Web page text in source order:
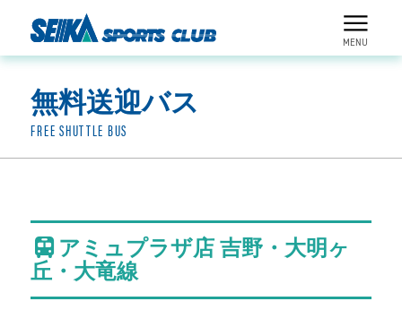
MENU
無料送迎バス
FREE SHUTTLE BUS
アミュプラザ店 吉野・大明ヶ
丘・大竜線